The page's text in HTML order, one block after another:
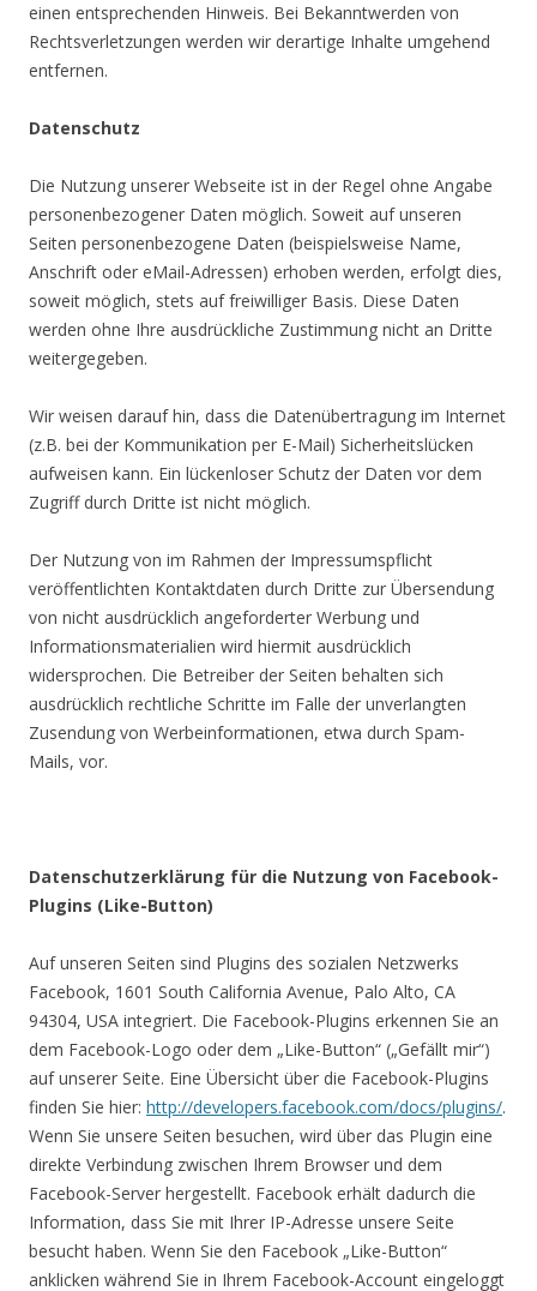
einen entsprechenden Hinweis. Bei Bekanntwerden von
Rechtsverletzungen werden wir derartige Inhalte umgehend
entfernen.
Datenschutz
Die Nutzung unserer Webseite ist in der Regel ohne Angabe
personenbezogener Daten möglich. Soweit auf unseren
Seiten personenbezogene Daten (beispielsweise Name,
Anschrift oder eMail-Adressen) erhoben werden, erfolgt dies,
soweit möglich, stets auf freiwilliger Basis. Diese Daten
werden ohne Ihre ausdrückliche Zustimmung nicht an Dritte
weitergegeben.
Wir weisen darauf hin, dass die Datenübertragung im Internet
(z.B. bei der Kommunikation per E-Mail) Sicherheitslücken
aufweisen kann. Ein lückenloser Schutz der Daten vor dem
Zugriff durch Dritte ist nicht möglich.
Der Nutzung von im Rahmen der Impressumspflicht
veröffentlichten Kontaktdaten durch Dritte zur Übersendung
von nicht ausdrücklich angeforderter Werbung und
Informationsmaterialien wird hiermit ausdrücklich
widersprochen. Die Betreiber der Seiten behalten sich
ausdrücklich rechtliche Schritte im Falle der unverlangten
Zusendung von Werbeinformationen, etwa durch Spam-
Mails, vor.
Datenschutzerklärung für die Nutzung von Facebook-
Plugins (Like-Button)
Auf unseren Seiten sind Plugins des sozialen Netzwerks
Facebook, 1601 South California Avenue, Palo Alto, CA
94304, USA integriert. Die Facebook-Plugins erkennen Sie an
dem Facebook-Logo oder dem „Like-Button“ („Gefällt mir“)
auf unserer Seite. Eine Übersicht über die Facebook-Plugins
finden Sie hier: http://developers.facebook.com/docs/plugins/.
Wenn Sie unsere Seiten besuchen, wird über das Plugin eine
direkte Verbindung zwischen Ihrem Browser und dem
Facebook-Server hergestellt. Facebook erhält dadurch die
Information, dass Sie mit Ihrer IP-Adresse unsere Seite
besucht haben. Wenn Sie den Facebook „Like-Button“
anklicken während Sie in Ihrem Facebook-Account eingeloggt